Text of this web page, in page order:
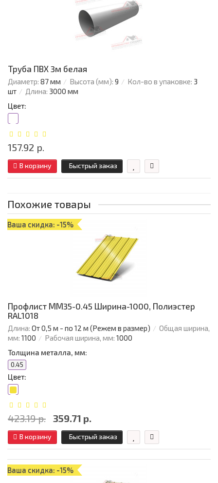
Труба ПВХ 3м белая
Диаметр: 87 мм Высота (мм): 9 Кол-во в упаковке: 3
шт
Длина: 3000 мм
Цвет:
157.92 р.
В корзину Быстрый заказ
Похожие товары
Ваша скидка: -15%
Профлист ММ35-0.45 Ширина-1000, Полиэстер
RAL1018
Длина: От 0,5 м - по 12 м (Режем в размер)
Общая ширина,
мм: 1100 Рабочая ширина, мм: 1000
Толщина металла, мм:
0.45
Цвет:
423.19 р. 359.71 р.
В корзину Быстрый заказ
Ваша скидка: -15%